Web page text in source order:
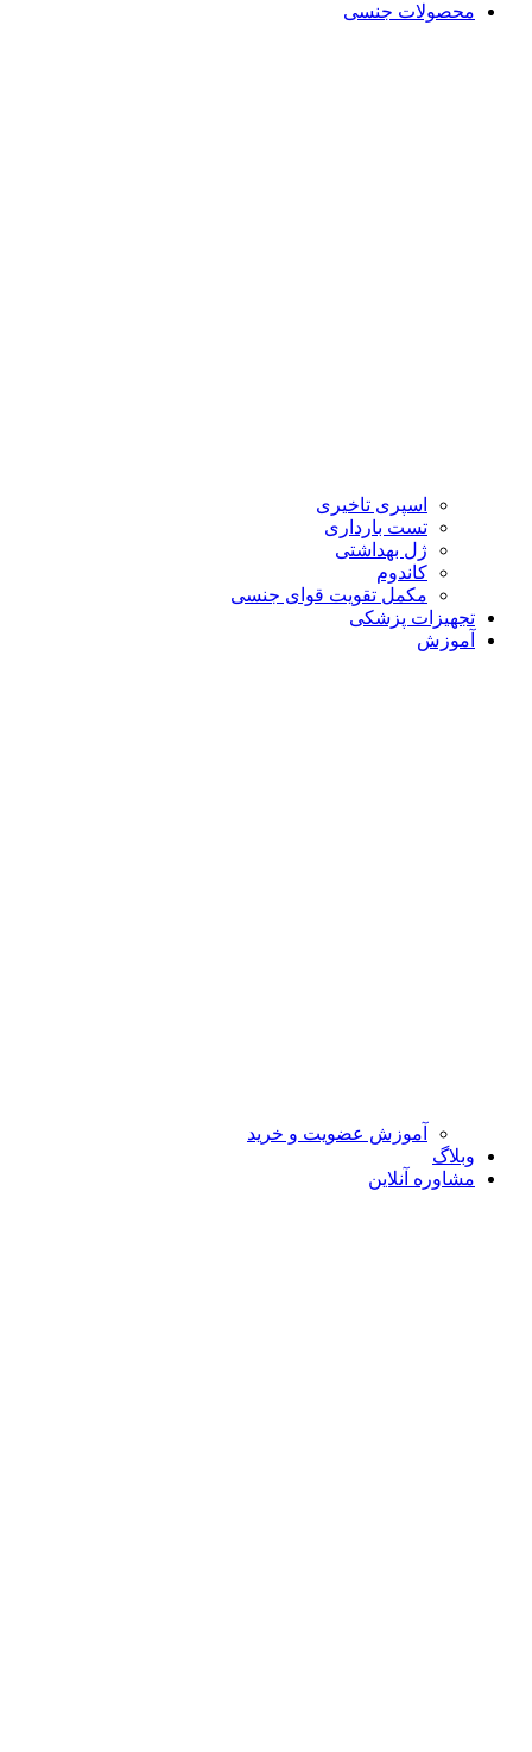
محصولات جنسی
اسپری تاخیری
تست بارداری
ژل بهداشتی
کاندوم
مکمل تقویت قوای جنسی
تجهیزات پزشکی
آموزش
آموزش عضویت و خرید
وبلاگ
مشاوره آنلاین